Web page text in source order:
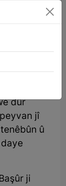
dûr
jî
û
ji